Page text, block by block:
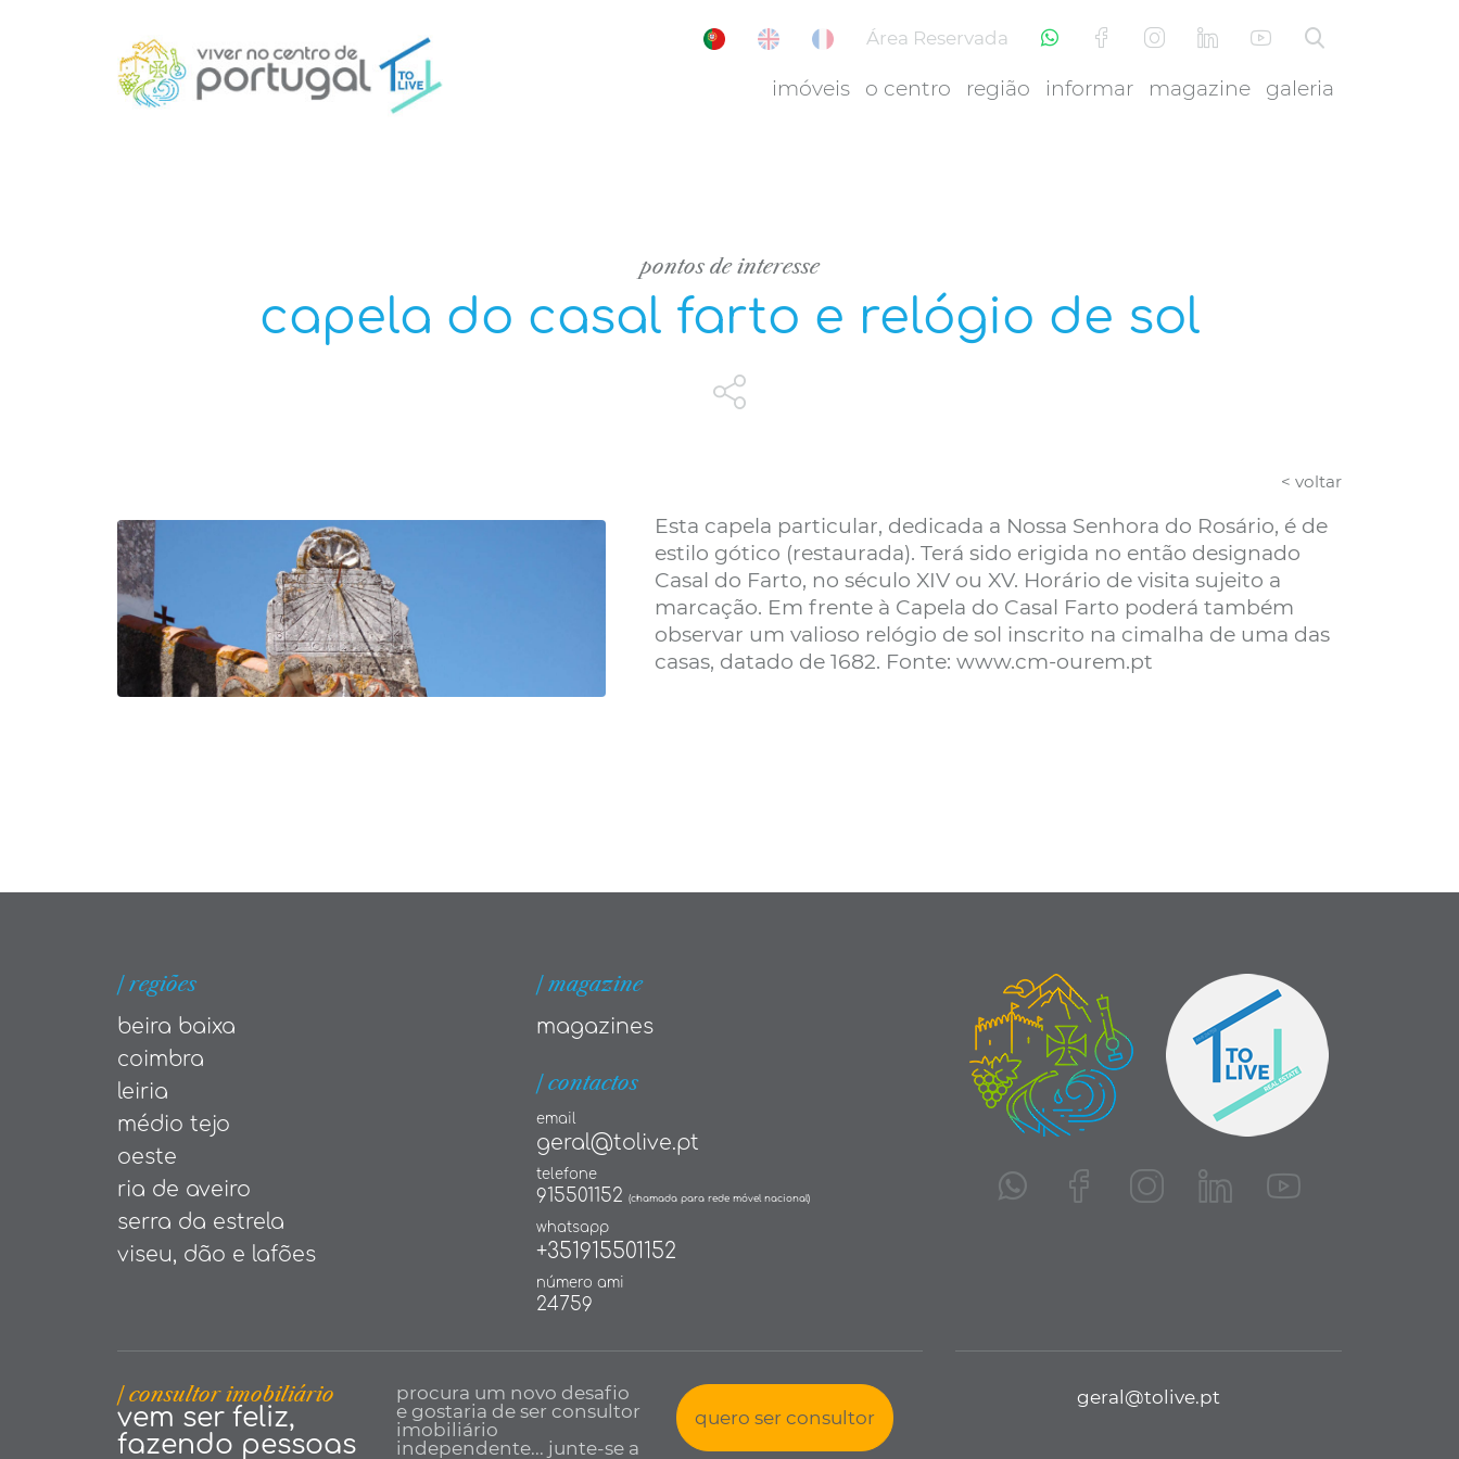
Área Reservada
imóveis o centro região informar magazine galeria
pontos de interesse
capela do casal farto e relógio de sol
< voltar
Esta capela particular, dedicada a Nossa Senhora do Rosário, é de
estilo gótico (restaurada). Terá sido erigida no então designado
Casal do Farto, no século XIV ou XV. Horário de visita sujeito a
marcação. Em frente à Capela do Casal Farto poderá também
observar um valioso relógio de sol inscrito na cimalha de uma das
casas, datado de 1682. Fonte: www.cm-ourem.pt
| regiões
beira baixa
coimbra
leiria
médio tejo
oeste
ria de aveiro
serra da estrela
viseu, dão e lafões
| magazine
magazines
| contactos
email
geral@tolive.pt
telefone
915501152 (chamada para rede móvel nacional)
whatsapp
+351915501152
número ami
24759
| consultor imobiliário
vem ser feliz,
fazendo pessoas
procura um novo desafio
e gostaria de ser consultor
imobiliário
independente... junte-se a
quero ser consultor
geral@tolive.pt